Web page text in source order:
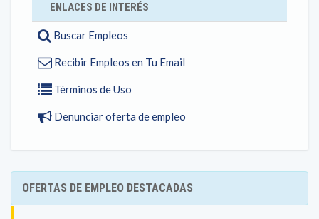
ENLACES DE INTERÉS
Buscar Empleos
Recibir Empleos en Tu Email
Términos de Uso
Denunciar oferta de empleo
OFERTAS DE EMPLEO DESTACADAS